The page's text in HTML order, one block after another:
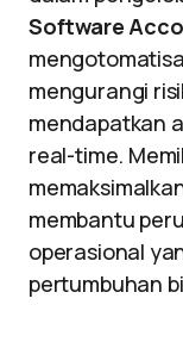
Software
mengurangi
mendapatkan
real-time.
membantu
operasional
pertumbuhan